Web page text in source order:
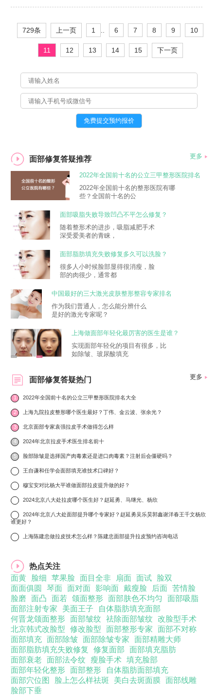
729条 上一页 1 6 7 8 9 10
11 12 13 14 15 下一页
面部修复答疑推荐 更多
2022年全国前十名的公立三甲整形医院排名
大全
2022年全国前十名的整形医院有哪
些？全国前十名的公
面部吸脂失败导致凹凸不平怎么修复？
随着整形术的进步，吸脂减肥手术
深受爱美者的青睐，
面部脂肪填充失败修复多久可以洗脸？
很多人小时候脸部显得很消瘦，脸
部的肉很少，通常都
中国最好的三大激光皮肤整形整容专家排名
作为我们普通人，怎么能分辨什么
是好的激光专家呢？
上海做面部年轻化最厉害的医生是谁？
实现面部年轻化的项目有很多，比
如除皱、玻尿酸填充
面部修复答疑热门 更多
1 2022年全国前十名的公立三甲整形医院排名大全
2 上海九院拉皮整形哪个医生最好？丁伟、金云波、张余光？
3 北京面部专家袁强拉皮手术做得怎么样
4 2024年北京拉皮手术医生排名前十
5 脸部除皱是选择国产肉毒素还是进口肉毒素？注射后会僵硬吗？
王自谦和任学会面部填充谁技术口碑好？
穆宝安对比杨大平谁做面部拉皮提升做的好？
2024北京八大处拉皮哪个医生好？赵延勇、马继光、杨欣
2024年北京八大处面部提升哪个专家好？赵延勇吴乐昊郭鑫谢洋春王千文杨欣
谁更好？
10 上海陈建忠做拉皮技术怎么样？陈建忠面部提升拉皮预约咨询电话
热点关注
面黄
脸细 苹果脸 面目全非 扇面 面试
脸双
面面俱圆
琴面 面对面 影响面 戴瘦脸 后面
苦情脸
脸磨
面凸 面若 颌面整形 面部肤色不均匀
面部吸脂
面部注射专家
美面王子
自体脂肪填充面部
何晋龙颌面整形
面部皱纹 祛除面部皱纹
改脸型手术
北京韩式改脸型
修改脸型 面部整形专家
面部不对称
面部填充
面部除皱 面部除皱专家
面部精雕大师
面部脂肪填充失败修复
修复面部
面部填充脂肪
面部衰老
面部法令纹 瘦脸手术
填充脸部
面部年轻化整形
面部整形
自体脂肪面部填充
面部穴位图
脸上怎么样祛斑 美白去斑面膜
面部线雕
脸部下垂